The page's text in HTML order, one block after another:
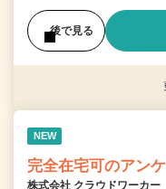
後で見る
NEW
完全在宅可のアン
株式会社 クラウドワーカー